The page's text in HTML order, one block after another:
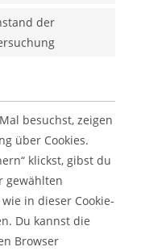
der
besuchst, zeigen
über Cookies.
klickst, gibst du
gewählten
in dieser Cookie-
Du kannst die
Browser